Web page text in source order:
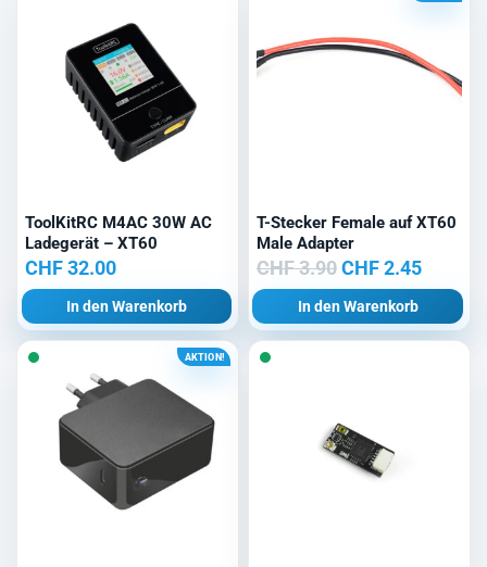
ToolKitRC M4AC 30W AC
Ladegerät – XT60
CHF32.00
In den Warenkorb
T-Stecker Female auf XT60
Male Adapter
CHF3.90 Ursprünglicher
Preis
war:
CHF2.45
Preis
ist:
CHF
In den Warenkorb
AKTION!